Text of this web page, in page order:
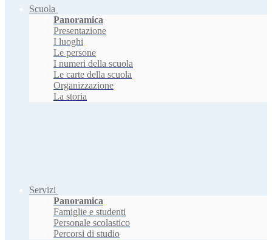
Scuola
Panoramica
Presentazione
I luoghi
Le persone
I numeri della scuola
Le carte della scuola
Organizzazione
La storia
Servizi
Panoramica
Famiglie e studenti
Personale scolastico
Percorsi di studio